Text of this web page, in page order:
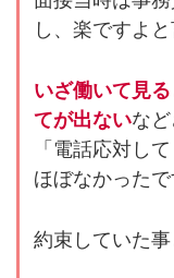
し、楽ですよ
いざ働いて見
てが出ないな
「電話応対し
ほぼなかったで
約束していた